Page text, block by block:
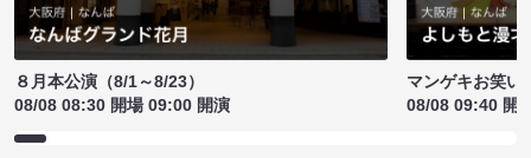
８月本公演（8/1～8/23）
08/08 08:30 開場 09:00 開演
マンゲキお笑い
08/08 09:40 開